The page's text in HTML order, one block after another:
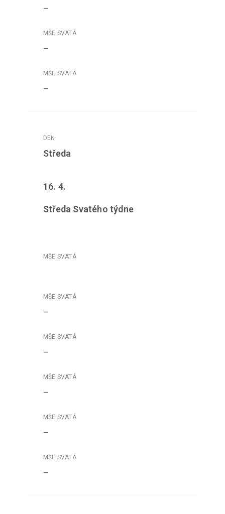
–
–
–
Středa
16. 4.
Středa Svatého týdne
–
–
–
–
–